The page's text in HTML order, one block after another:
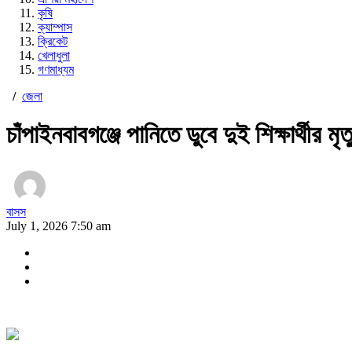
কৃষি
ক্যাম্পাস
ক্রিকেট
খেলাধুলা
গণমাধ্যম
/ জেলা
চাঁপাইনবাবগঞ্জে পানিতে ডুবে দুই শিক্ষার্থীর
বাসস
July 1, 2026 7:50 am